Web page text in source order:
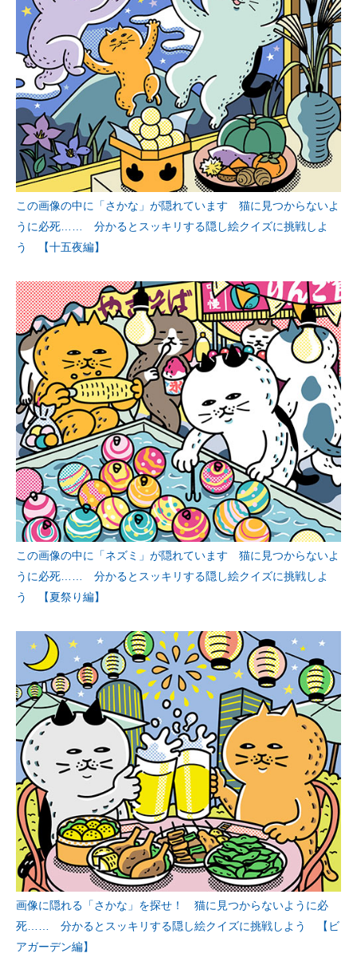
この画像の中に「さかな」が隠れています 猫に見つからないよ
うに必死…… 分かるとスッキリする隠し絵クイズに挑戦しよ
う 【十五夜編】
この画像の中に「ネズミ」が隠れています 猫に見つからないよ
うに必死…… 分かるとスッキリする隠し絵クイズに挑戦しよ
う 【夏祭り編】
画像に隠れる「さかな」を探せ！ 猫に見つからないように必
死…… 分かるとスッキリする隠し絵クイズに挑戦しよう 【ビ
アガーデン編】